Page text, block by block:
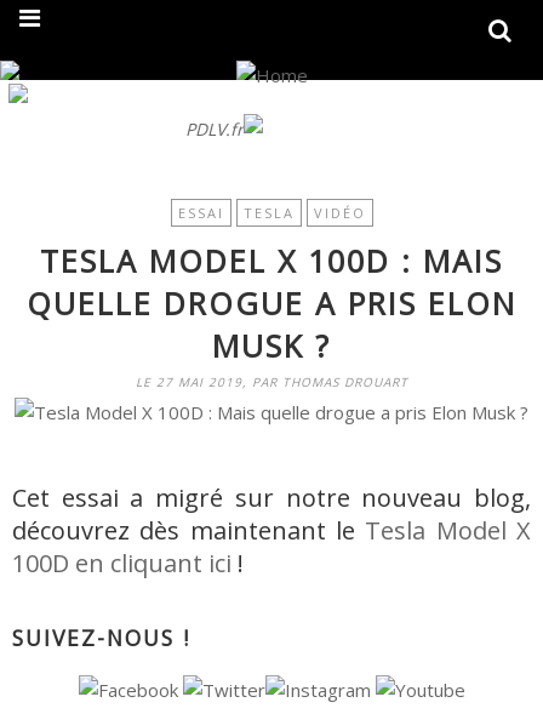
PDLV.fr
ESSAI TESLA VIDÉO
TESLA MODEL X 100D : MAIS
QUELLE DROGUE A PRIS ELON
MUSK ?
LE 27 MAI 2019, PAR THOMAS DROUART
Cet essai a migré sur notre nouveau blog,
découvrez dès maintenant le Tesla Model X
100D en cliquant ici !
SUIVEZ-NOUS !